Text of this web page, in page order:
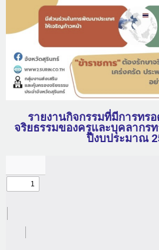
รายงานกิจกรรมที่มีการทร
จริยธรรมของครูและบุคลากร
ปีงบประมาณ